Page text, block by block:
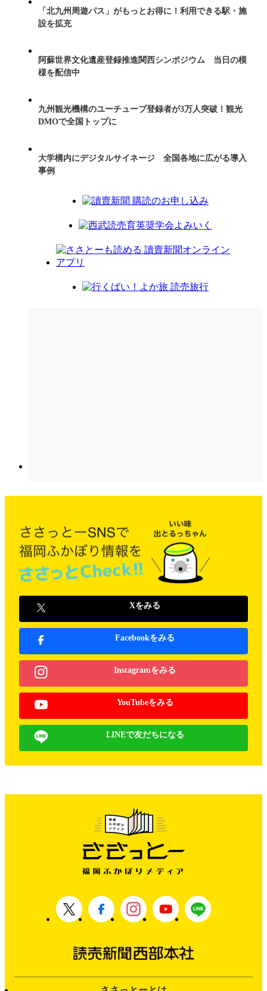
「北九州周遊パス」がもっとお得に！利用できる駅・施
設を拡充
阿蘇世界文化遺産登録推進関西シンポジウム 当日の模
様を配信中
九州観光機構のユーチューブ登録者が3万人突破！観光
DMOで全国トップに
大学構内にデジタルサイネージ 全国各地に広がる導入
事例
Xをみる
Facebookをみる
Instagramをみる
YouTubeをみる
LINEで友だちになる